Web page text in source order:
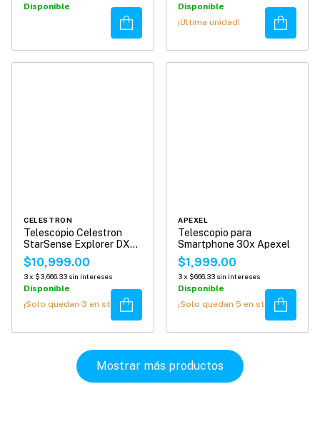
Disponible
Comprar
Disponible
¡Última unidad!
Comprar
CELESTRON
Telescopio Celestron
StarSense Explorer DX
130"
$10,999.00
3x $3,666.33 sin intereses
Disponible
¡Solo quedan 3 en stock!Comprar
APEXEL
Telescopio para
Smartphone 30x Apexel
$1,999.00
3x $666.33 sin intereses
Disponible
¡Solo quedan 5 en stock!Comprar
Mostrar más productos